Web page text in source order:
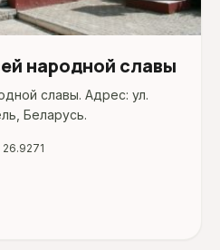
народной славы
славы. Адрес: ул.
Беларусь.